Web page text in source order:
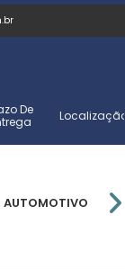
De
Localização
AUTOMOTIVO